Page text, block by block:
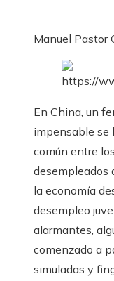
Manuel Pastor
En China, un
impensable se
común entre
desempleados
la economía
desempleo
alarmantes,
comenzado a
simuladas y